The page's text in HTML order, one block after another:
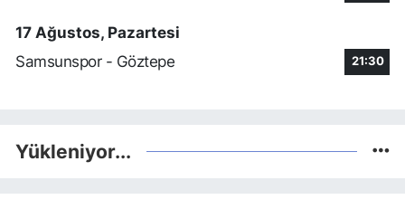
17 Ağustos, Pazartesi
Samsunspor - Göztepe
21:30
Yükleniyor...